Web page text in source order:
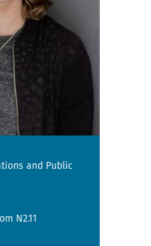
and Public
N2.11